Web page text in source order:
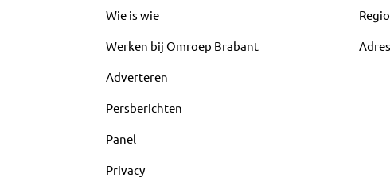
Wie is wie
Werken bij Omroep Brabant
Adverteren
Persberichten
Panel
Privacy